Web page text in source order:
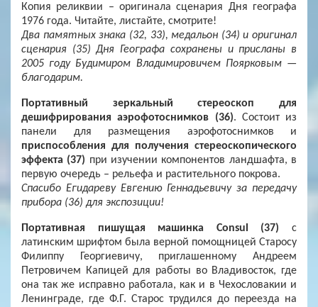
Копия реликвии – оригинала сценария Дня географа
1976 года. Читайте, листайте, смотрите!
Два памятных знака (32, 33), медальон (34) и оригинал
сценария (35) Дня Географа сохранены и присланы в
2005 году Будимиром Владимировичем Поярковым —
благодарим.
Портативный зеркальный стереоскоп для
дешифрирования аэрофотоснимков (36). Состоит из
панели для размещения аэрофотоснимков и
приспособления для получения стереоскопического
эффекта (37) при изучении компонентов ландшафта, в
первую очередь – рельефа и растительного покрова.
Спасибо Егидареву Евгению Геннадьевичу за передачу
прибора (36) для экспозиции!
Портативная пишущая машинка Consul (37) с
латинским шрифтом была верной помощницей Старосу
Филиппу Георгиевичу, приглашенному Андреем
Петровичем Капицей для работы во Владивосток, где
она так же исправно работала, как и в Чехословакии и
Ленинграде, где Ф.Г. Старос трудился до переезда на